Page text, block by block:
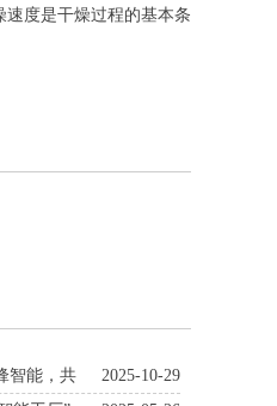
度是干燥过程的基本条
2025-10-29
智能，共